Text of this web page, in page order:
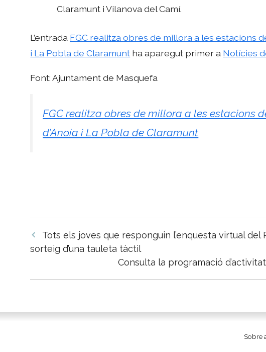
Claramunt i Vilanova del Camí.
L’entrada FGC realitza obres de millora a les estacions
i La Pobla de Claramunt ha aparegut primer a Notícies
Font: Ajuntament de Masquefa
FGC realitza obres de millora a les estacions
d’Anoia i La Pobla de Claramunt
Navegació
per
Tots els joves que responguin l’enquesta virtual
sorteig d’una tauleta tàctil
Consulta la programació
Sobre